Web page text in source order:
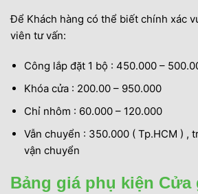
Để Khách hàng có thể biết chính xác
viên tư vấn:
Công lắp đặt 1 bộ : 450.000 –
Khóa cửa : 200.00 – 950.000
Chỉ nhôm : 60.000 – 120.000
Vẫn chuyển : 350.000 ( Tp.HCM ) ,
vận chuyển
Bảng giá phụ kiện Cửa